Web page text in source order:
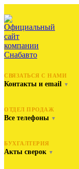
СВЯЗАТЬСЯ С НАМИ
Контакты и email ▼
ОТДЕЛ ПРОДАЖ
Все телефоны ▼
БУХГАЛТЕРИЯ
Акты сверок ▼